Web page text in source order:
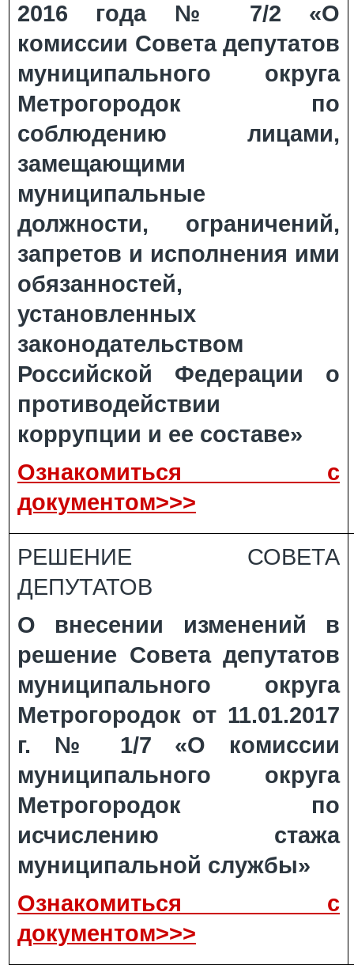
2016 года № 7/2 «О
комиссии Совета депутатов
муниципального округа
Метрогородок по
соблюдению лицами,
замещающими
муниципальные
должности, ограничений,
запретов и исполнения ими
обязанностей,
установленных
законодательством
Российской Федерации о
противодействии
коррупции и ее составе»
Ознакомиться с
документом>>>
РЕШЕНИЕ СОВЕТА
ДЕПУТАТОВ
О внесении изменений в
решение Совета депутатов
муниципального округа
Метрогородок от 11.01.2017
г. № 1/7 «О комиссии
муниципального округа
Метрогородок по
исчислению стажа
муниципальной службы»
Ознакомиться с
документом>>>